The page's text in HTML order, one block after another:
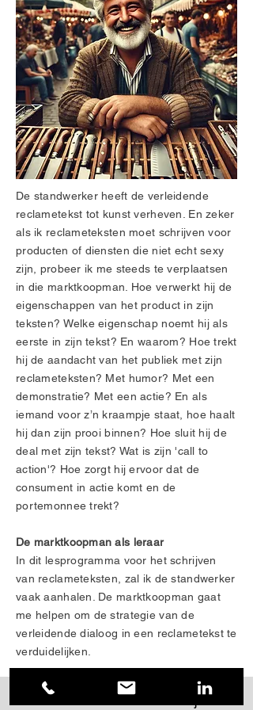
De standwerker heeft de verleidende
reclametekst tot kunst verheven. En zeker
als ik reclameteksten moet schrijven voor
producten of diensten die niet echt sexy
zijn, probeer ik me steeds te verplaatsen
in die marktkoopman. Hoe verwerkt hij de
eigenschappen van het product in zijn
teksten? Welke eigenschap noemt hij als
eerste in zijn tekst? En waarom? Hoe trekt
hij de aandacht van het publiek met zijn
reclameteksten? Met humor? Met een
demonstratie? Met een actie? En als
iemand voor z’n kraampje staat, hoe haalt
hij dan zijn prooi binnen? Hoe sluit hij de
deal met zijn tekst? Wat is zijn 'call to
action'? Hoe zorgt hij ervoor dat de
consument in actie komt en de
portemonnee trekt?
De marktkoopman als leraar
In dit lesprogramma voor het schrijven
van reclameteksten, zal ik de standwerker
vaak aanhalen. De marktkoopman gaat
me helpen om de strategie van de
verleidende dialoog in een reclametekst te
verduidelijken.